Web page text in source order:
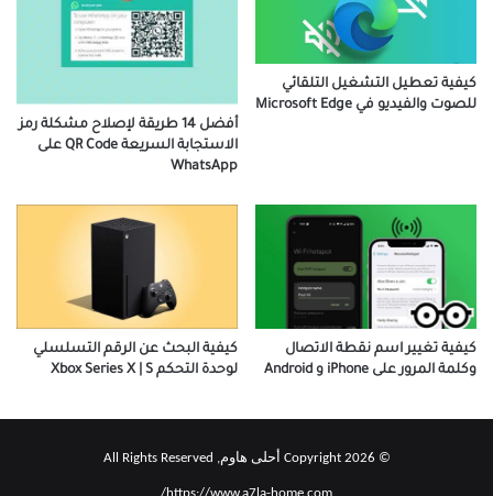
كيفية تعطيل التشغيل التلقائي
للصوت والفيديو في Microsoft Edge
أفضل 14 طريقة لإصلاح مشكلة رمز
الاستجابة السريعة QR Code على
WhatsApp
كيفية تغيير اسم نقطة الاتصال
وكلمة المرور على iPhone و Android
كيفية البحث عن الرقم التسلسلي
لوحدة التحكم Xbox Series X | S
© Copyright 2026 أحلى هاوم, All Rights Reserved
https://www.a7la-home.com/